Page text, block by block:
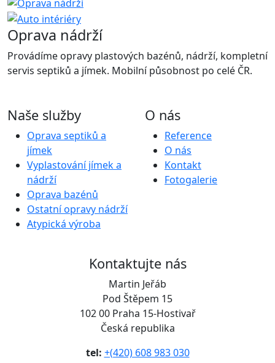
Oprava nádrží
Provádíme opravy plastových bazénů, nádrží, kompletní
servis septiků a jímek. Mobilní působnost po celé ČR.
Naše služby
Oprava septiků a
jímek
Vyplastování jímek a
nádrží
Oprava bazénů
Ostatní opravy nádrží
Atypická výroba
O nás
Reference
O nás
Kontakt
Fotogalerie
Kontaktujte nás
Martin Jeřáb
Pod Štěpem 15
102 00 Praha 15-Hostivař
Česká republika
tel: +(420) 608 983 030